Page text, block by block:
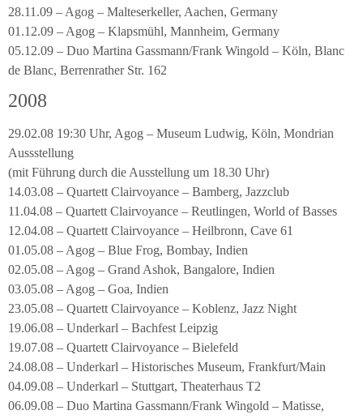
28.11.09 – Agog – Malteserkeller, Aachen, Germany
01.12.09 – Agog – Klapsmühl, Mannheim, Germany
05.12.09 – Duo Martina Gassmann/Frank Wingold – Köln, Blanc
de Blanc, Berrenrather Str. 162
2008
29.02.08 19:30 Uhr, Agog – Museum Ludwig, Köln, Mondrian
Aussstellung
(mit Führung durch die Ausstellung um 18.30 Uhr)
14.03.08 – Quartett Clairvoyance – Bamberg, Jazzclub
11.04.08 – Quartett Clairvoyance – Reutlingen, World of Basses
12.04.08 – Quartett Clairvoyance – Heilbronn, Cave 61
01.05.08 – Agog – Blue Frog, Bombay, Indien
02.05.08 – Agog – Grand Ashok, Bangalore, Indien
03.05.08 – Agog – Goa, Indien
23.05.08 – Quartett Clairvoyance – Koblenz, Jazz Night
19.06.08 – Underkarl – Bachfest Leipzig
19.07.08 – Quartett Clairvoyance – Bielefeld
24.08.08 – Underkarl – Historisches Museum, Frankfurt/Main
04.09.08 – Underkarl – Stuttgart, Theaterhaus T2
06.09.08 – Duo Martina Gassmann/Frank Wingold – Matisse,